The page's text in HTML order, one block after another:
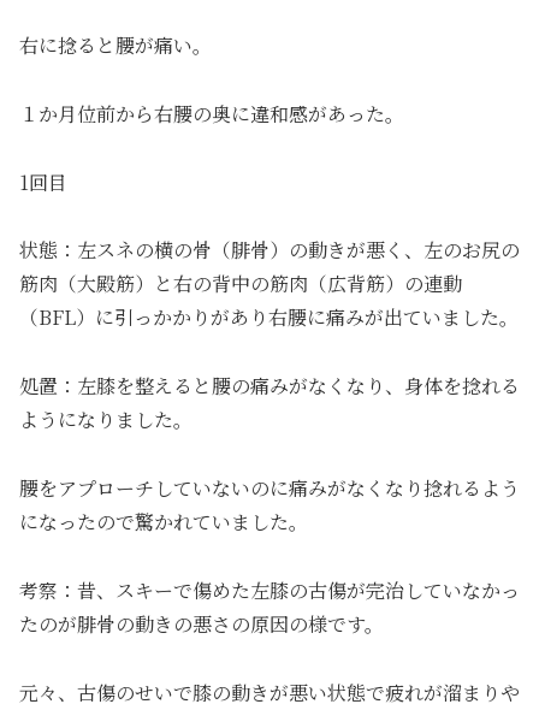
右に捻ると腰が痛い。
１か月位前から右腰の奥に違和感があった。
1回目
状態：左スネの横の骨（腓骨）の動きが悪く、左のお尻の
筋肉（大殿筋）と右の背中の筋肉（広背筋）の連動
（BFL）に引っかかりがあり右腰に痛みが出ていました。
処置：左膝を整えると腰の痛みがなくなり、身体を捻れる
ようになりました。
腰をアプローチしていないのに痛みがなくなり捻れるよう
になったので驚かれていました。
考察：昔、スキーで傷めた左膝の古傷が完治していなかっ
たのが腓骨の動きの悪さの原因の様です。
元々、古傷のせいで膝の動きが悪い状態で疲れが溜まりや